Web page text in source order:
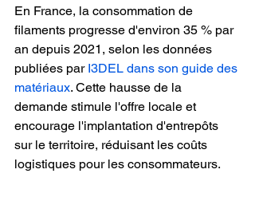
En France, la consommation de
filaments progresse d'environ 35 % par
an depuis 2021, selon les données
publiées par I3DEL dans son guide des
matériaux. Cette hausse de la
demande stimule l'offre locale et
encourage l'implantation d'entrepôts
sur le territoire, réduisant les coûts
logistiques pour les consommateurs.